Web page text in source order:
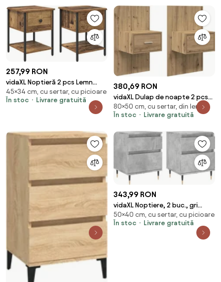
257,99 RON
vidaXL Noptieră 2 pcs Lemn
vechi 34 x 35,5 x 45 cm Lemn
compozit
45×34 cm, cu sertar, cu picioare
În stoc
Livrare gratuită
380,69 RON
vidaXL Dulap de noapte 2 pcs
Stejar Artizanal 50 x 32,5 x
80cm
80×50 cm, cu sertar, din lemn
În stoc
Livrare gratuită
343,99 RON
vidaXL Noptiere, 2 buc., gri
beton, 40x35x50 cm, lemn
compozit
50×40 cm, cu sertar, cu picioare
În stoc
Livrare gratuită